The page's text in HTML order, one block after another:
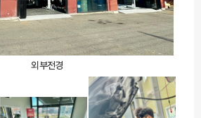
외부전경